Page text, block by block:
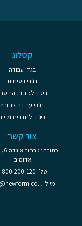
קטלוג
בגדי עבודה
בגדי בטיחות
ביגוד לכוחות
בגדי עבודה לחורף
ביגוד לחדרים
צור קשר
אדומים
טל': 1-800-200-120
מייל: info@newform.co.il